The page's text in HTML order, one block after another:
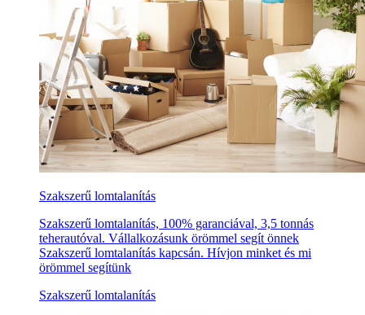
Szakszerű lomtalanítás
Szakszerű lomtalanítás, 100% garanciával, 3,5 tonnás
teherautóval. Vállalkozásunk örömmel segít önnek
Szakszerű lomtalanítás kapcsán. Hívjon minket és mi
örömmel segítünk
Szakszerű lomtalanítás